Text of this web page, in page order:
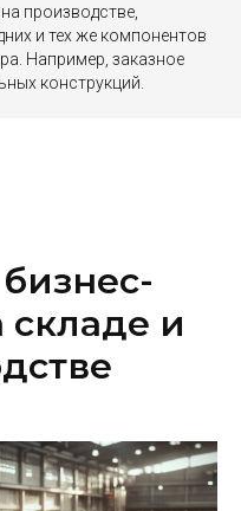
производстве,
и тех же компонентов
Например, заказное
конструкций.
складе и